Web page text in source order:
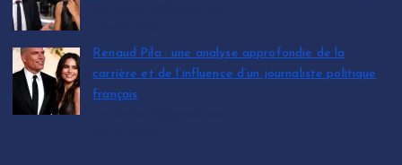
Renaud Pila : une analyse approfondie de la
carrière et de l’influence d’un journaliste politique
français